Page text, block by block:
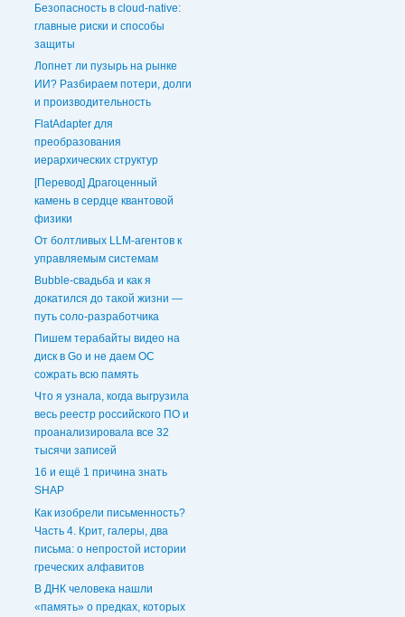
Безопасность в cloud-native:
главные риски и способы
защиты
Лопнет ли пузырь на рынке
ИИ? Разбираем потери, долги
и производительность
FlatAdapter для
преобразования
иерархических структур
[Перевод] Драгоценный
камень в сердце квантовой
физики
От болтливых LLM-агентов к
управляемым системам
Bubble-свадьба и как я
докатился до такой жизни —
путь соло-разработчика
Пишем терабайты видео на
диск в Go и не даем ОС
сожрать всю память
Что я узнала, когда выгрузила
весь реестр российского ПО и
проанализировала все 32
тысячи записей
16 и ещё 1 причина знать
SHAP
Как изобрели письменность?
Часть 4. Крит, галеры, два
письма: о непростой истории
греческих алфавитов
В ДНК человека нашли
«память» о предках, которых